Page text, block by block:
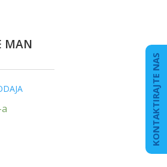
MAN
KONTAKTIRAJTE NAS